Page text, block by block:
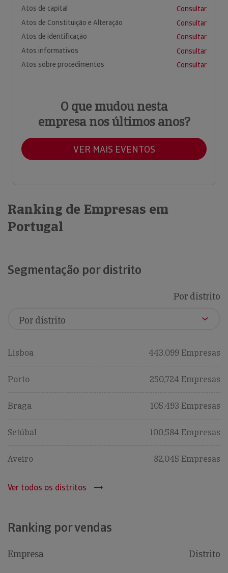
Atos de capital
Consultar
Atos de Constituição e Alteração
Consultar
Atos de identificação
Consultar
Atos informativos
Consultar
Atos sobre procedimentos
Consultar
O que mudou nesta
empresa nos últimos anos?
VER MAIS EVENTOS
Ranking de Empresas em
Portugal
Segmentação por distrito
Por distrito
Lisboa 443,099 Empresas
Porto 250,724 Empresas
Braga 105,493 Empresas
Setúbal 100,584 Empresas
Aveiro 82,045 Empresas
Ver todos os distritos
Ranking por vendas
Empresa Distrito